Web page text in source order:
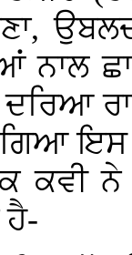
ਨਾਲ
ਗਿਆ
ਨੇ
ਹੈ-